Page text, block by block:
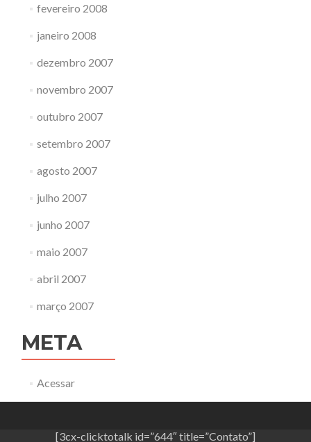
fevereiro 2008
janeiro 2008
dezembro 2007
novembro 2007
outubro 2007
setembro 2007
agosto 2007
julho 2007
junho 2007
maio 2007
abril 2007
março 2007
META
Acessar
[3cx-clicktotalk id=”644″ title=”Contato”]